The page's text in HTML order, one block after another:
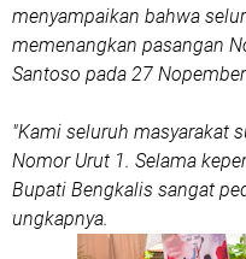
menyampaikan bahwa
memenangkan pasangan
Santoso pada 27
"Kami seluruh masyarakat
Nomor Urut 1. Selama
Bupati Bengkalis sangat
ungkapnya.